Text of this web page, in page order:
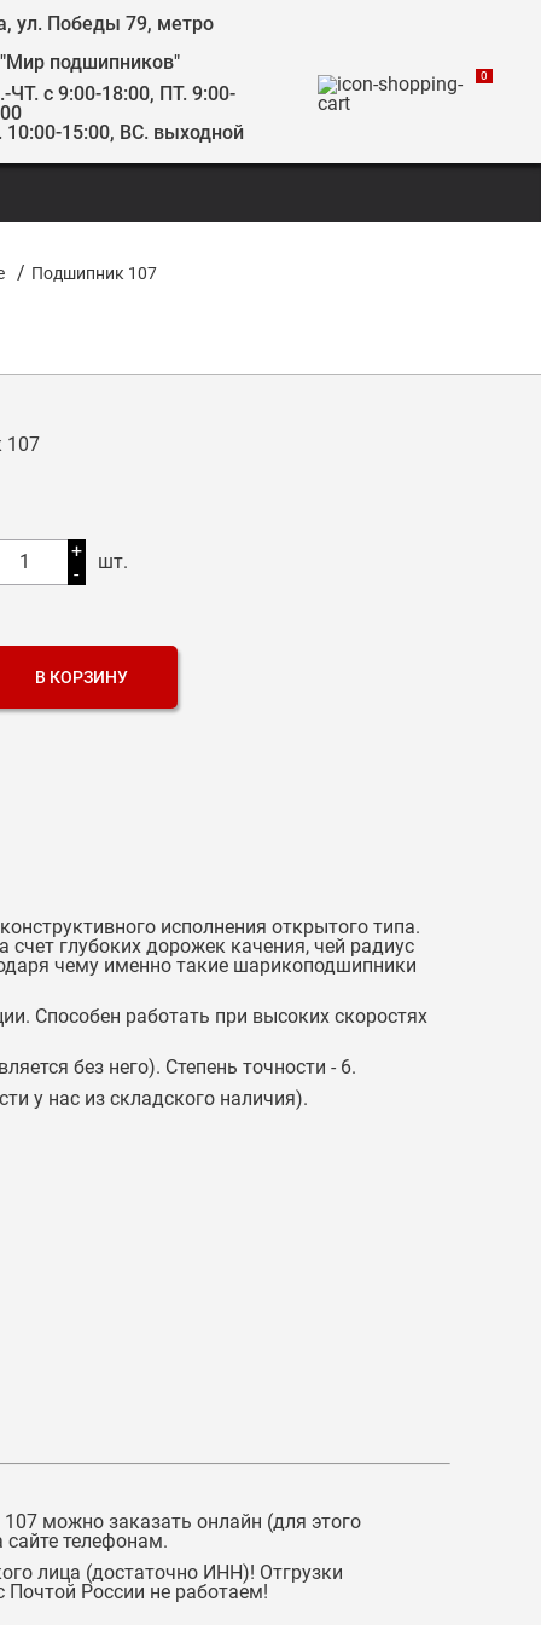
ул. Победы 79, метро
подшипников"
ЧТ. с 9:00-18:00, ПТ. 9:00-
10:00-15:00, ВС. выходной
0
/ Подшипник 107
1
+
-
шт.
В КОРЗИНУ
исполнения открытого типа.
глубоких дорожек качения, чей радиус
чему именно такие шарикоподшипники
Способен работать при высоких скоростях
без него). Степень точности - 6.
у нас из складского наличия).
можно заказать онлайн (для этого
телефонам.
лица (достаточно ИНН)! Отгрузки
России не работаем!